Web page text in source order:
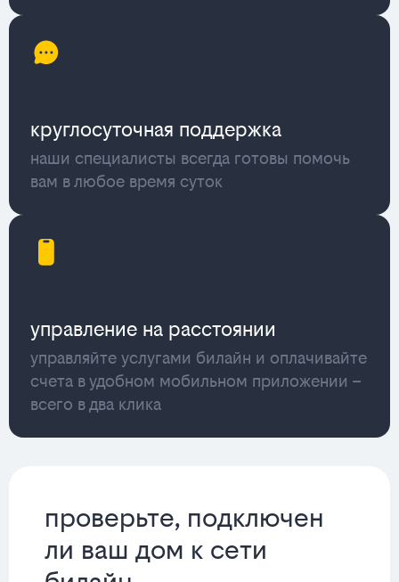
круглосуточная поддержка
наши специалисты всегда готовы помочь
вам в любое время суток
управление на расстоянии
управляйте услугами билайн и оплачивайте
счета в удобном мобильном приложении –
всего в два клика
проверьте, подключен
ли ваш дом к сети